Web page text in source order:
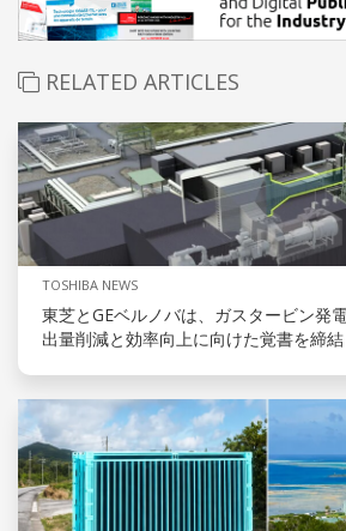
RELATED ARTICLES
TOSHIBA NEWS
東芝とGEベルノバは、ガスタービン発
出量削減と効率向上に向けた覚書を締結